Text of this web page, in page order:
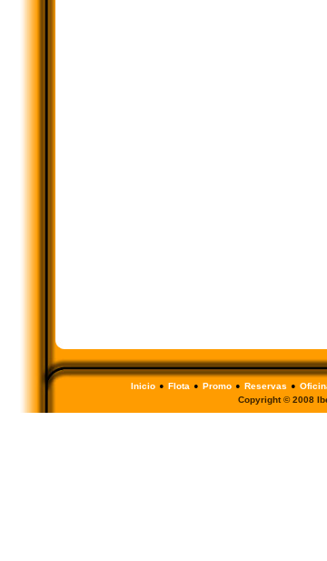
Inicio• Flota• Promo• Reservas •
Copyright © 2008